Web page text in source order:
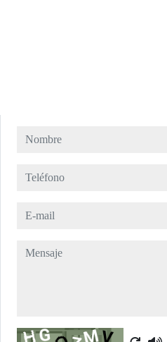
Nombre
Teléfono
E-mail
Mensaje
Captcha